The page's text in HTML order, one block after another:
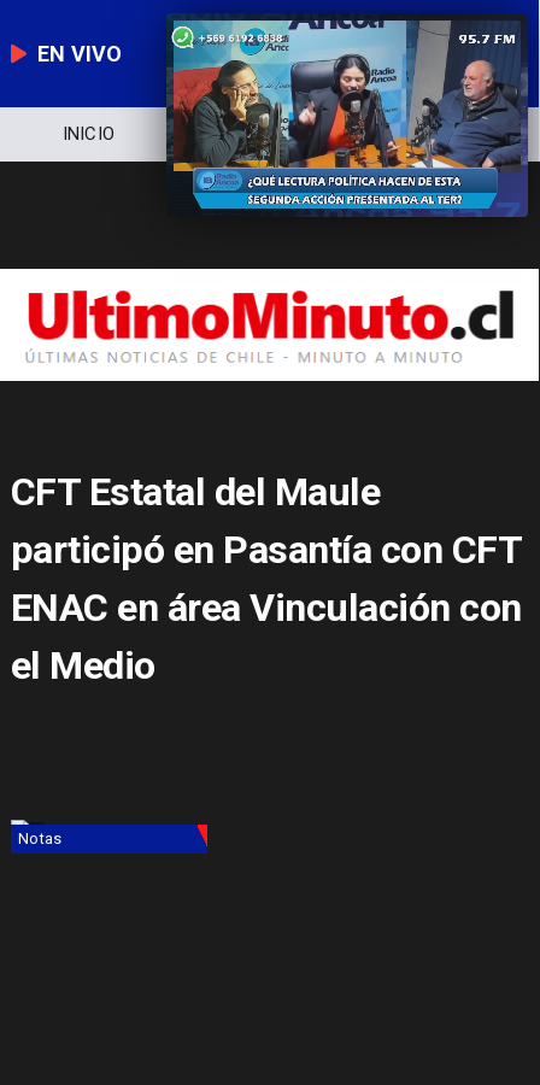
EN VIVO
NOTICIERO POLÍTICA ECONOMÍA
CFT Estatal del Maule
participó en Pasantía con CFT
ENAC en área Vinculación con
el Medio
Notas